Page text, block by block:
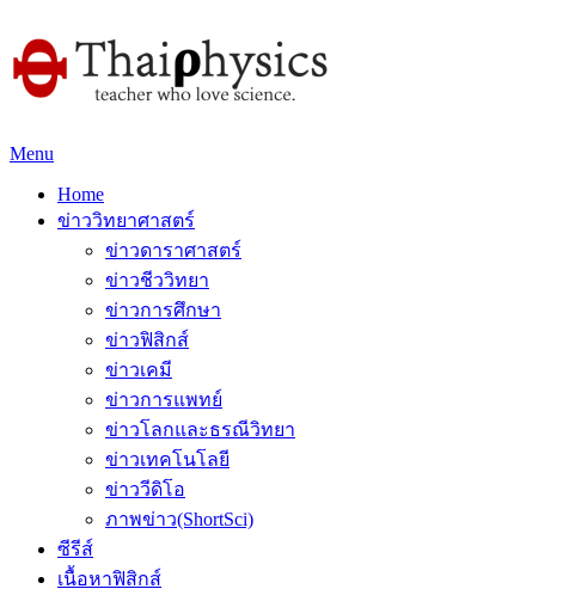
Menu
Home
ข่าววิทยาศาสตร์
ข่าวดาราศาสตร์
ข่าวชีววิทยา
ข่าวการศึกษา
ข่าวฟิสิกส์
ข่าวเคมี
ข่าวการแพทย์
ข่าวโลกและธรณีวิทยา
ข่าวเทคโนโลยี
ข่าววีดิโอ
ภาพข่าว(ShortSci)
ซีรีส์
เนื้อหาฟิสิกส์